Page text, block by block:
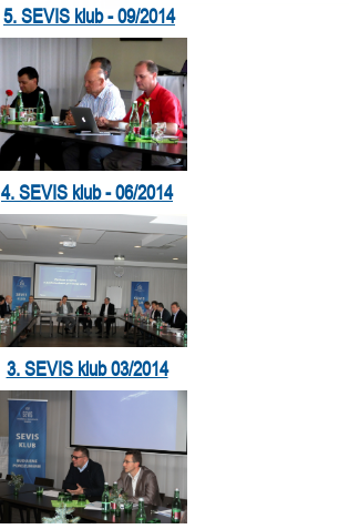
5. SEVIS klub - 09/2014
4. SEVIS klub - 06/2014
3. SEVIS klub 03/2014